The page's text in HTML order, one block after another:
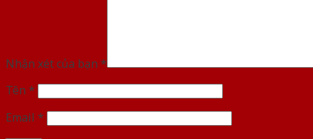
Nhận xét của bạn *
Tên *
Email *